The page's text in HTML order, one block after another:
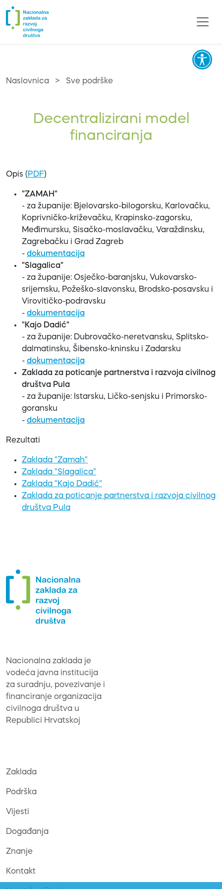
Naslovnica > Sve podrške
Decentralizirani model
financiranja
Opis (PDF)
"ZAMAH"
- za županije: Bjelovarsko-bilogorsku, Karlovačku,
Koprivničko-križevačku, Krapinsko-zagorsku,
Međimursku, Sisačko-moslavačku, Varaždinsku,
Zagrebačku i Grad Zagreb
- dokumentacija
"Slagalica"
- za županije: Osječko-baranjsku, Vukovarsko-
srijemsku, Požeško-slavonsku, Brodsko-posavsku i
Virovitičko-podravsku
- dokumentacija
"Kajo Dadić"
- za županije: Dubrovačko-neretvansku, Splitsko-
dalmatinsku, Šibensko-kninsku i Zadarsku
- dokumentacija
Zaklada za poticanje partnerstva i razvoja civilnog
društva Pula
- za županije: Istarsku, Ličko-senjsku i Primorsko-
goransku
- dokumentacija
Rezultati
Zaklada "Zamah"
Zaklada "Slagalica"
Zaklada "Kajo Dadić"
Zaklada za poticanje partnerstva i razvoja civilnog
društva Pula
Nacionalna zaklada je
vodeća javna institucija
za suradnju, povezivanje i
financiranje organizacija
civilnoga društva u
Republici Hrvatskoj
Zaklada
Podrška
Vijesti
Događanja
Znanje
Kontakt